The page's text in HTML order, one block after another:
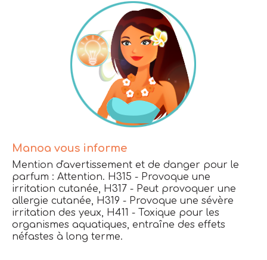
Manoa vous informe
Mention d'avertissement et de danger pour le
parfum : Attention. H315 - Provoque une
irritation cutanée, H317 - Peut provoquer une
allergie cutanée, H319 - Provoque une sévère
irritation des yeux, H411 - Toxique pour les
organismes aquatiques, entraîne des effets
néfastes à long terme.